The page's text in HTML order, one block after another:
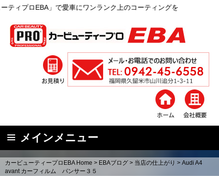
愛車にワンランク上のコーティングを
メインメニュー
コ
ン
カービューティープロEBA Home > EBAブログ > 当店の仕上がり > Audi A4
avant カーフィルム パンサー３５